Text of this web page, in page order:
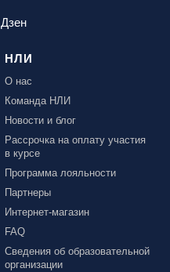
Дзен
НЛИ
О нас
Команда НЛИ
Новости и блог
Рассрочка на оплату участия
в курсе
Программа лояльности
Партнеры
Интернет-магазин
FAQ
Сведения об образовательной
организации